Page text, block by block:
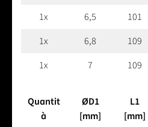
1x
6,5 101
1x
6,8 109
1x
7 109
Quantit
à
ØD1
[mm]
L1
[mm]